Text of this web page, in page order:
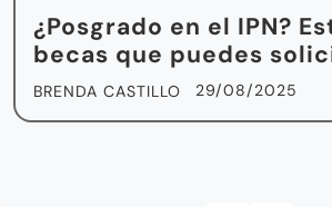
¿Posgrado en el IPN?
becas que puedes
BRENDA CASTILLO 29/08/2025